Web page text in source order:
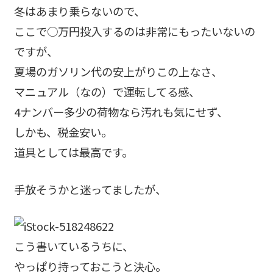
冬はあまり乗らないので、
ここで○万円投入するのは非常にもったいないの
ですが、
夏場のガソリン代の安上がりこの上なさ、
マニュアル（なの）で運転してる感、
4ナンバー多少の荷物なら汚れも気にせず、
しかも、税金安い。
道具としては最高です。
手放そうかと迷ってましたが、
こう書いているうちに、
やっぱり持っておこうと決心。